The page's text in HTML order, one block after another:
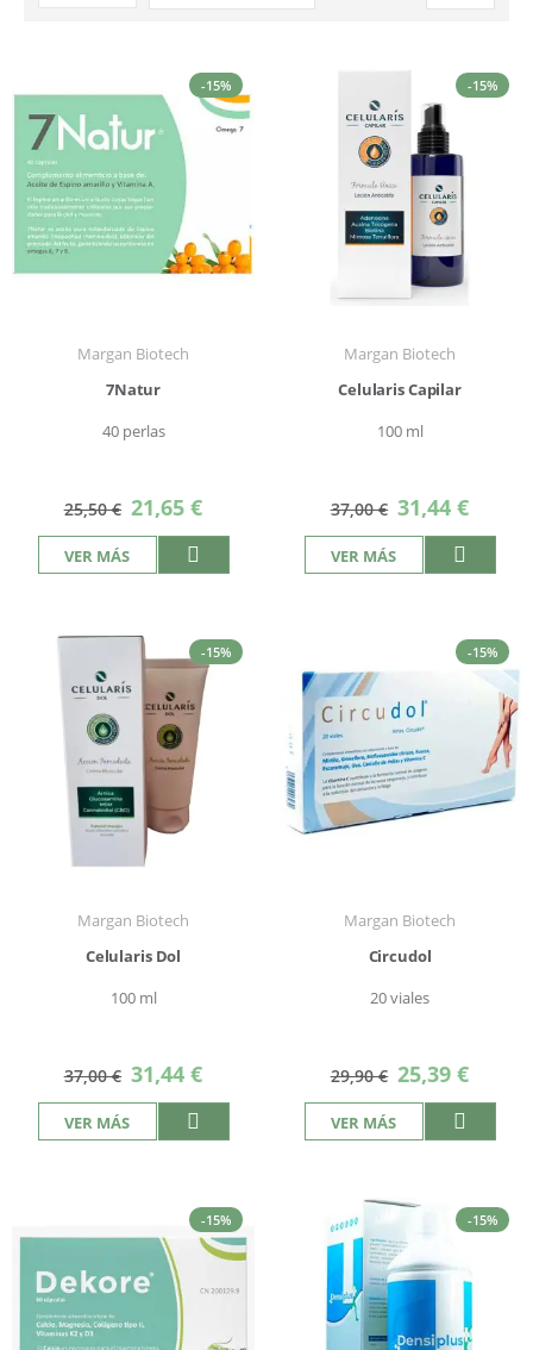
-15%
Margan Biotech
7Natur
40 perlas
25,50 € Precio
especial
21,65 €
VER MÁS
-15%
Margan Biotech
Celularis Capilar
100 ml
37,00 € Precio
especial
31,44 €
VER MÁS
-15%
Margan Biotech
Celularis Dol
100 ml
37,00 € Precio
especial
31,44 €
VER MÁS
-15%
Margan Biotech
Circudol
20 viales
29,90 € Precio
especial
25,39 €
VER MÁS
-15% -15%